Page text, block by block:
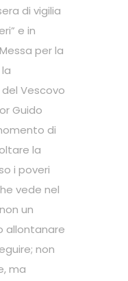
di vigilia
e in
per la
Vescovo
Guido
di
la
i poveri
vede nel
un
allontanare
non
ma